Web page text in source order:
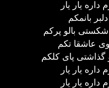
داره یار یار
بانمکم
بالو پرکم
عاشقا تکم
پای کلکم
داره یار یار
داره یار یار